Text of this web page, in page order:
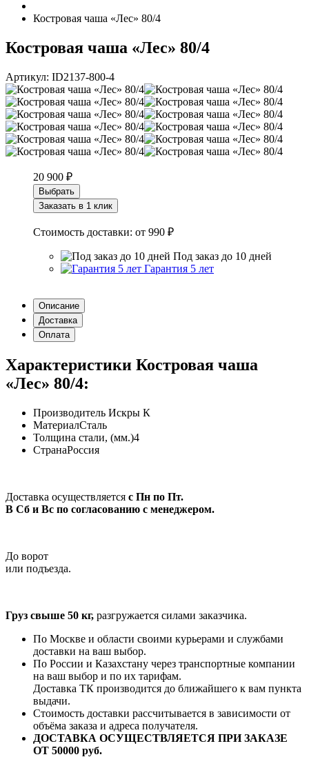
Костровая чаша «Лес» 80/4
Костровая чаша «Лес» 80/4
Артикул: ID2137-800-4
20 900 ₽
Выбрать
Заказать в 1 клик
Стоимость доставки: от 990 ₽
Под заказ до 10 дней
Гарантия 5 лет
Описание
Доставка
Оплата
Характеристики Костровая чаша
«Лес» 80/4:
Производитель Искры К
МатериалСталь
Толщина стали, (мм.)4
СтранаРоссия
Доставка осуществляется с Пн по Пт.
В Сб и Вс по согласованию с менеджером.
До ворот
или подъезда.
Груз свыше 50 кг, разгружается силами заказчика.
По Москве и области своими курьерами и службами
доставки на ваш выбор.
По России и Казахстану через транспортные компании
на ваш выбор и по их тарифам.
Доставка ТК производится до ближайшего к вам пункта
выдачи.
Стоимость доставки рассчитывается в зависимости от
объёма заказа и адреса получателя.
ДОСТАВКА ОСУЩЕСТВЛЯЕТСЯ ПРИ ЗАКАЗЕ
ОТ 50000 руб.